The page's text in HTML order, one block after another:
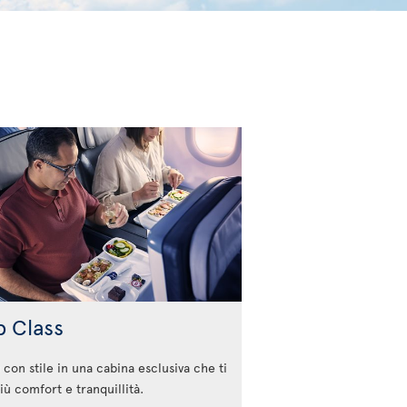
Class
con stile in una cabina esclusiva che ti
comfort e tranquillità.